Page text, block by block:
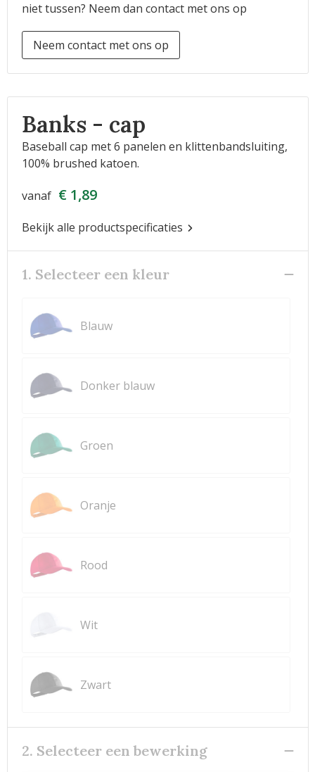
niet tussen? Neem dan contact met ons op
Neem contact met ons op
Banks - cap
Baseball cap met 6 panelen en klittenbandsluiting,
100% brushed katoen.
vanaf € 1,89
Bekijk alle productspecificaties
1. Selecteer een kleur
Blauw
Donker blauw
Groen
Oranje
Rood
Wit
Zwart
2. Selecteer een bewerking